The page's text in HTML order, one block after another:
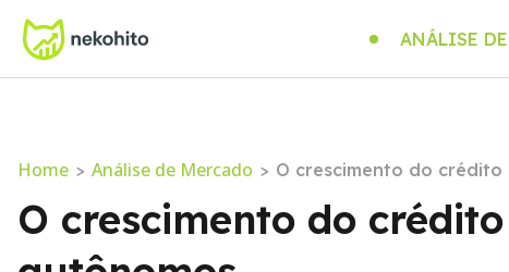
ANÁLISE
Home > Análise de Mercado > O crescimento do
O crescimento do